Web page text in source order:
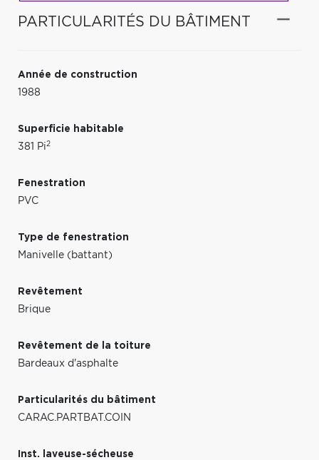
PARTICULARITÉS DU BÂTIMENT
Année de construction
1988
Superficie habitable
381 Pi2
Fenestration
PVC
Type de fenestration
Manivelle (battant)
Revêtement
Brique
Revêtement de la toiture
Bardeaux d'asphalte
Particularités du bâtiment
CARAC.PARTBAT.COIN
Inst. laveuse-sécheuse